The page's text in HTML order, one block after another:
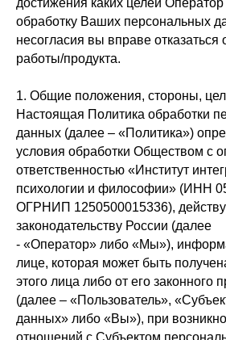
достижения каких целей
обработку Ваших персональных
несогласия вы вправе отказаться
работы/продукта.
1. Общие положения, стороны,
Настоящая Политика обработки
данных (далее – «Политика»)
условия обработки Обществом с
ответственностью «Институт
психологии и философии» (ИНН
ОГРНИП 1250500015336),
законодательству России (далее
- «Оператор» либо «Мы»),
лице, которая может быть
этого лица либо от его законного
(далее – «Пользователь»,
данных» либо «Вы»), при
отношений с Субъектом